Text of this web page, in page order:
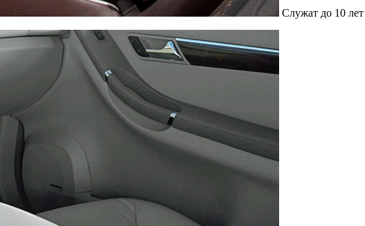
Служат до 10 лет